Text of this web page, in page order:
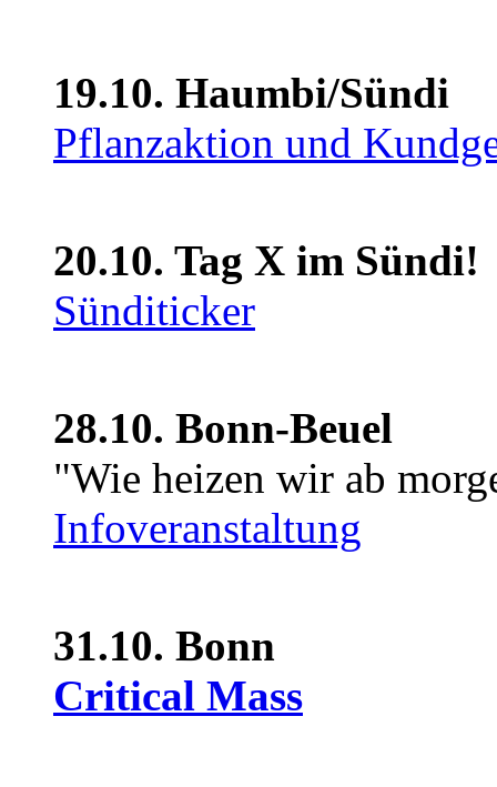
19.10. Haumbi/Sündi
Pflanzaktion und
20.10. Tag X im Sündi!
Sünditicker
28.10. Bonn-Beuel
"Wie heizen wir ab
Infoveranstaltung
31.10. Bonn
Critical Mass